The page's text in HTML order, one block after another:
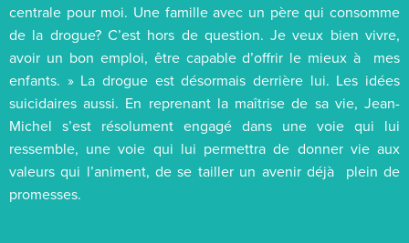
centrale pour moi. Une famille avec un père qui consomme
de la drogue? C’est hors de question. Je veux bien vivre,
avoir un bon emploi, être capable d’offrir le mieux à mes
enfants. » La drogue est désormais derrière lui. Les idées
suicidaires aussi. En reprenant la maîtrise de sa vie, Jean-
Michel s’est résolument engagé dans une voie qui lui
ressemble, une voie qui lui permettra de donner vie aux
valeurs qui l’animent, de se tailler un avenir déjà plein de
promesses.